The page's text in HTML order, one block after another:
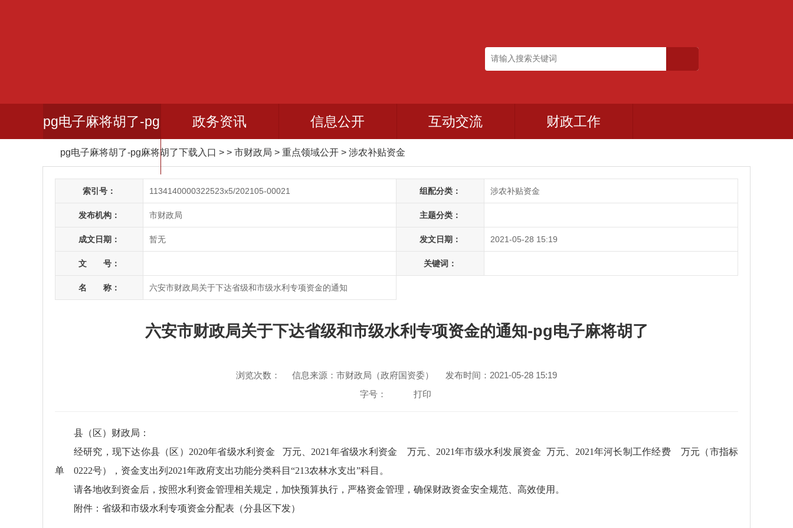
pg电子麻将胡了-pg
麻将胡了下载入口
政务资讯 信息公开 互动交流 财政工作
pg电子麻将胡了-pg麻将胡了下载入口 > > 市财政局 > 重点领域公开 > 涉农补贴资金
索引号： 1134140000322523x5/202105-00021 组配分类： 涉农补贴资金
发布机构： 市财政局 主题分类：
成文日期： 暂无 发文日期： 2021-05-28 15:19
文 号： 关键词：
名 称： 六安市财政局关于下达省级和市级水利专项资金的通知
六安市财政局关于下达省级和市级水利专项资金的通知-pg电子麻将胡了
浏览次数： 信息来源：市财政局（政府国资委）
发布时间：2021-05-28 15:19
字号：
打印
县（区）财政局：
经研究，现下达你县（区）2020年省级水利资金 万元、2021年省级水利资金 万元、2021年市级水利发展资金 万元、2021年河长制工作经费 万元（市指标
单 0222号），资金支出列2021年政府支出功能分类科目“213农林水支出”科目。
请各地收到资金后，按照水利资金管理相关规定，加快预算执行，严格资金管理，确保财政资金安全规范、高效使用。
附件：省级和市级水利专项资金分配表（分县区下发）